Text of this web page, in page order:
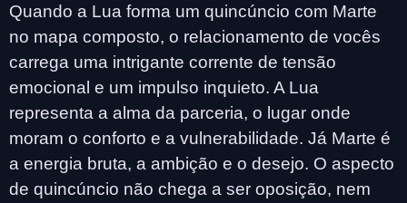
Quando a Lua forma um quincúncio com Marte
no mapa composto, o relacionamento de vocês
carrega uma intrigante corrente de tensão
emocional e um impulso inquieto. A Lua
representa a alma da parceria, o lugar onde
moram o conforto e a vulnerabilidade. Já Marte é
a energia bruta, a ambição e o desejo. O aspecto
de quincúncio não chega a ser oposição, nem